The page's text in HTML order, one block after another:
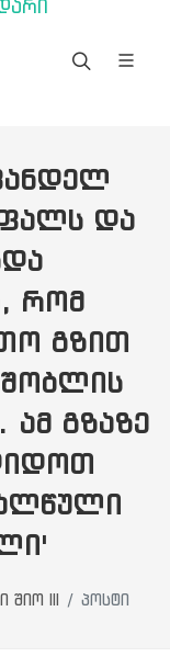
ᲓᲐ
ᲠᲝᲛ
ᲒᲖᲘᲗ
ᲒᲖᲐᲖᲔ
შიო III პოსტი